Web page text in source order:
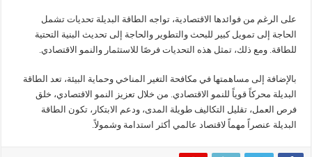
على الرغم من فوائدها الاقتصادية، تواجه الطاقة البديلة تحديات تشمل
الحاجة إلى تمويل كبير للبحث والتطوير والحاجة إلى تحديث البنية التحتية
للطاقة. ومع ذلك، تمثل هذه التحديات فرصًا للاستثمار والنمو الاقتصادي.
بالإضافة إلى مساهمتها في مكافحة التغير المناخي وحماية البيئة، تعد الطاقة
البديلة محركاً قوياً للنمو الاقتصادي. من خلال تعزيز النمو الاقتصادي، خلق
فرص العمل، تقليل التكاليف طويلة المدى، ودعم الابتكار، تكون الطاقة
البديلة عنصراً مهماً لاقتصاد عالمي أكثر استدامة وشمولاً.